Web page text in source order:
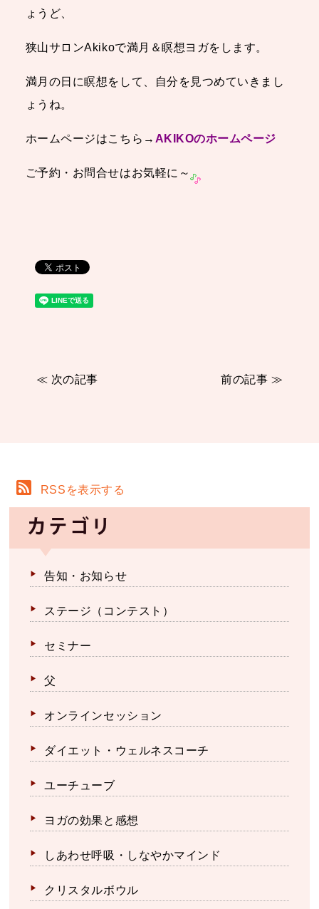
ょうど、
狭山サロンAkikoで満月＆瞑想ヨガをします。
満月の日に瞑想をして、自分を見つめていきまし
ょうね。
ホームページはこちら→ AKIKOのホームページ
ご予約・お問合せはお気軽に～
≪ 次の記事 前の記事 ≫
RSSを表示する
カテゴリ
告知・お知らせ
ステージ（コンテスト）
セミナー
父
オンラインセッション
ダイエット・ウェルネスコーチ
ユーチューブ
ヨガの効果と感想
しあわせ呼吸・しなやかマインド
クリスタルボウル